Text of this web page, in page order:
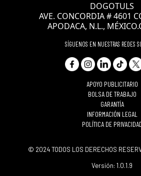
VIDRIO SOMBRA 10
DOGOTULS PARA
CARETA
DOGOTULS
AVE. CONCORDIA # 4601
APODACA, N.L.,
SÍGUENOS EN NUESTRAS REDES
APOYO PUBLICITARIO
BOLSA DE TRABAJO
GARANTÍA
INFORMACIÓN LEGAL
POLÍTICA DE
© 2024 TODOS LOS DERECHOS
Versión: 1.0.1.9